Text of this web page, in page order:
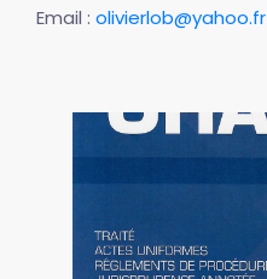
Email : olivierlob@yahoo.fr